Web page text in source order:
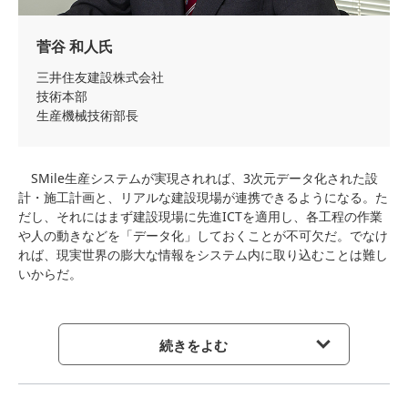
菅谷 和人氏
三井住友建設株式会社
技術本部
生産機械技術部長
SMile生産システムが実現されれば、3次元データ化された設
計・施工計画と、リアルな建設現場が連携できるようになる。た
だし、それにはまず建設現場に先進ICTを適用し、各工程の作業
や人の動きなどを「データ化」しておくことが不可欠だ。でなけ
れば、現実世界の膨大な情報をシステム内に取り込むことは難し
いからだ。
続きをよむ